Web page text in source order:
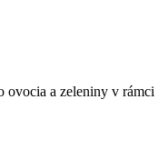
ovocia a zeleniny v rámci